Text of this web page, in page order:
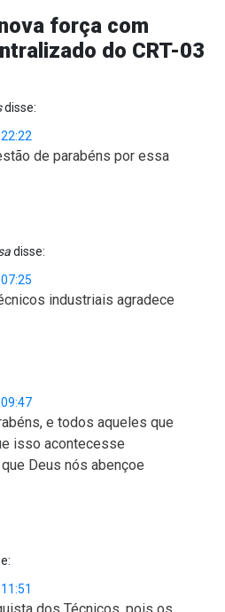
força com
do CRT-03
disse:
de parabéns por essa
disse:
industriais agradece
e todos aqueles que
isso acontecesse
Deus nós abençoe